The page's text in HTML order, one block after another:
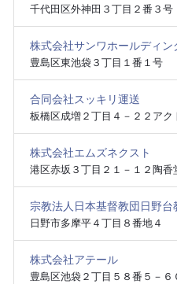
千代田区外神田３丁目２番３号
株式会社サンワホールディン
豊島区東池袋３丁目１番１号
合同会社スッキリ運送
板橋区成増２丁目４－２２アク
株式会社エムズネクスト
港区赤坂３丁目２１－１２陶香
宗教法人日本基督教団日野台
日野市多摩平４丁目８番地４
株式会社アテール
豊島区池袋２丁目５８番５－６